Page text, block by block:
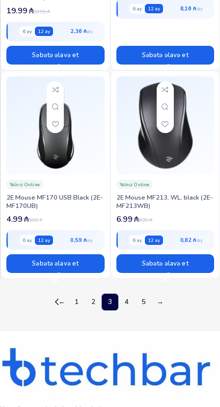
23.99₼
19.99₼
6 ay 12 ay 2,36 ₼
Səbətə əlavə et
6 ay 12 ay 8,16 ₼
Səbətə əlavə et
2E Mouse MF170 USB Black (2E-
MF170UB)
Yalnız Online
5.99₼
4.99₼
6 ay 12 ay 0,59 ₼
Səbətə əlavə et
2E Mouse MF213, WL, black (2E-
MF213WB)
Yalnız Online
8.39₼
6.99₼
6 ay 12 ay 0,82 ₼
Səbətə əlavə et
← 1 2 3 4 5 →